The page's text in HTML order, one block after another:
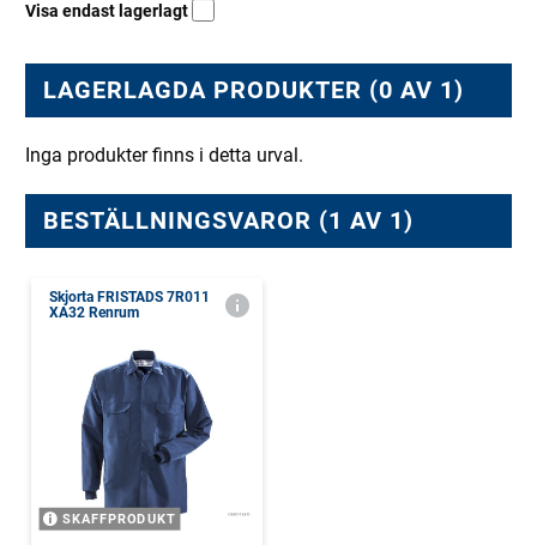
Visa endast lagerlagt
LAGERLAGDA PRODUKTER (0 AV 1)
Inga produkter finns i detta urval.
BESTÄLLNINGSVAROR (1 AV 1)
Skjorta FRISTADS 7R011
XA32 Renrum
SKAFFPRODUKT